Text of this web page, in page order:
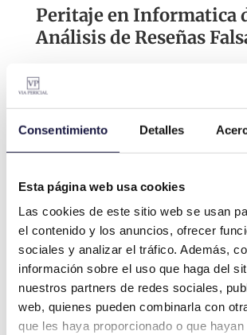
Consentimiento Detalles
Esta página web usa cookies
Las cookies de este sitio web se usan
el contenido y los anuncios, ofrecer
sociales y analizar el tráfico. Además,
información sobre el uso que haga del
nuestros partners de redes sociales,
web, quienes pueden combinarla con
que les haya proporcionado o que
Peritaje en Informatica
Análisis de Reseñas
reseñas falsas
se utiliza en
una página web de reseñas.
El perito informático realiza
evaluación detallada de las
cuestión, analizando su
verificando su autenticidad.
puede investigar la identidad
la reseña, buscando pruebas